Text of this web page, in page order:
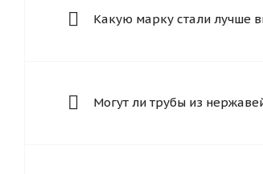
Какую марку стали лучше
Могут ли трубы из